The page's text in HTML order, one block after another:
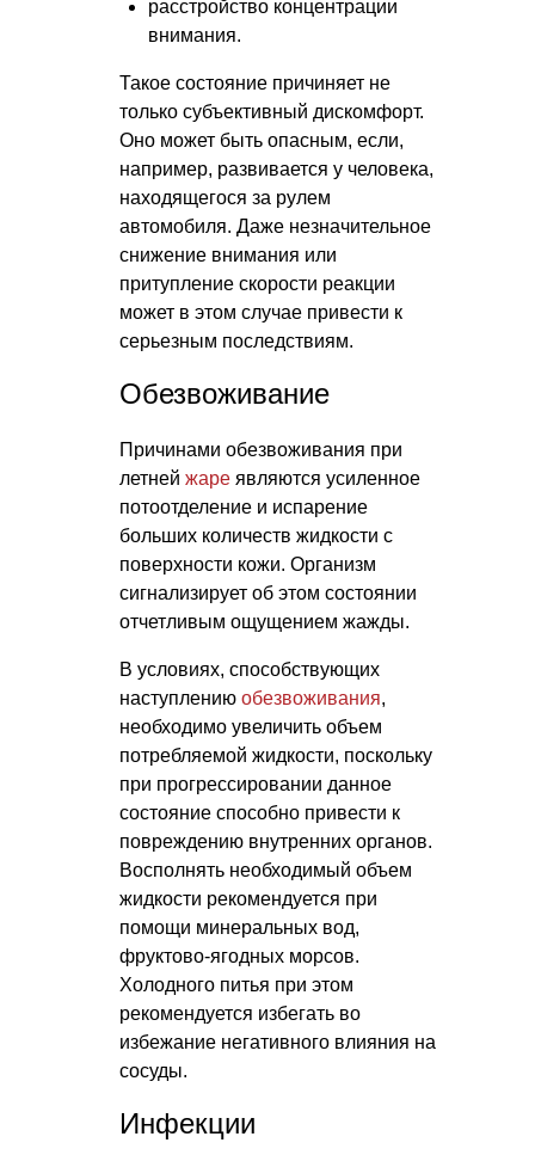
расстройство концентрации
внимания.
Такое состояние причиняет не
только субъективный дискомфорт.
Оно может быть опасным, если,
например, развивается у человека,
находящегося за рулем
автомобиля. Даже незначительное
снижение внимания или
притупление скорости реакции
может в этом случае привести к
серьезным последствиям.
Обезвоживание
Причинами обезвоживания при
летней жаре являются усиленное
потоотделение и испарение
больших количеств жидкости с
поверхности кожи. Организм
сигнализирует об этом состоянии
отчетливым ощущением жажды.
В условиях, способствующих
наступлению обезвоживания,
необходимо увеличить объем
потребляемой жидкости, поскольку
при прогрессировании данное
состояние способно привести к
повреждению внутренних органов.
Восполнять необходимый объем
жидкости рекомендуется при
помощи минеральных вод,
фруктово-ягодных морсов.
Холодного питья при этом
рекомендуется избегать во
избежание негативного влияния на
сосуды.
Инфекции